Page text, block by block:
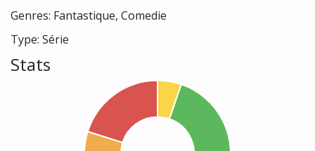
Genres: Fantastique, Comedie
Type: Série
Stats